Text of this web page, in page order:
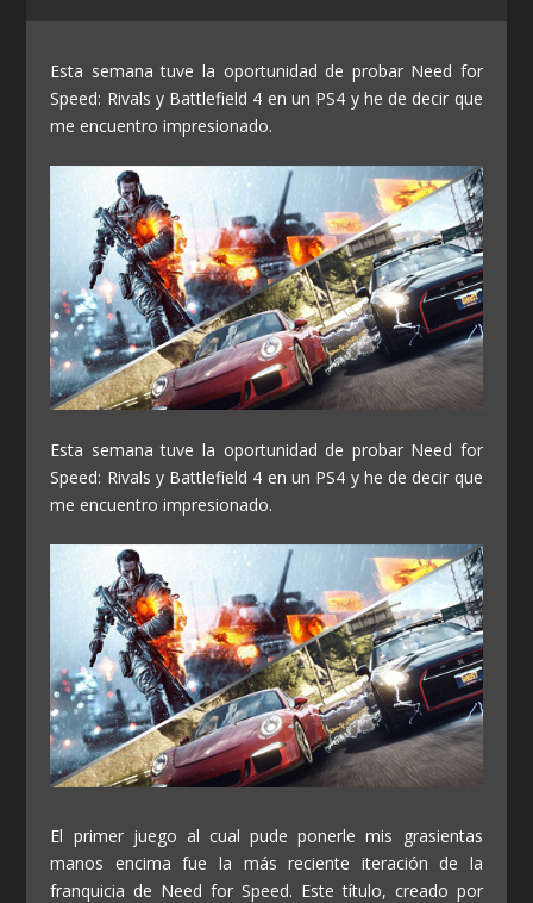
Esta semana tuve la oportunidad de probar Need for
Speed: Rivals y Battlefield 4 en un PS4 y he de decir que
me encuentro impresionado.
Esta semana tuve la oportunidad de probar Need for
Speed: Rivals y Battlefield 4 en un PS4 y he de decir que
me encuentro impresionado.
El primer juego al cual pude ponerle mis grasientas
manos encima fue la más reciente iteración de la
franquicia de Need for Speed. Este título, creado por